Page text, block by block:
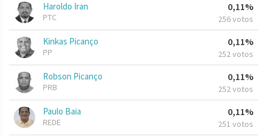
Haroldo Iran
PTC
0,11%
256 votos
Kinkas Picanço
PP
0,11%
252 votos
Robson Picanço
PRB
0,11%
252 votos
Paulo Baia
REDE
0,11%
251 votos